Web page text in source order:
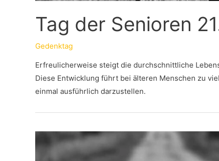
Tag der Senioren
Gedenktag
Erfreulicherweise steigt die durchschnittliche
Diese Entwicklung führt bei älteren Menschen zu
einmal ausführlich darzustellen.